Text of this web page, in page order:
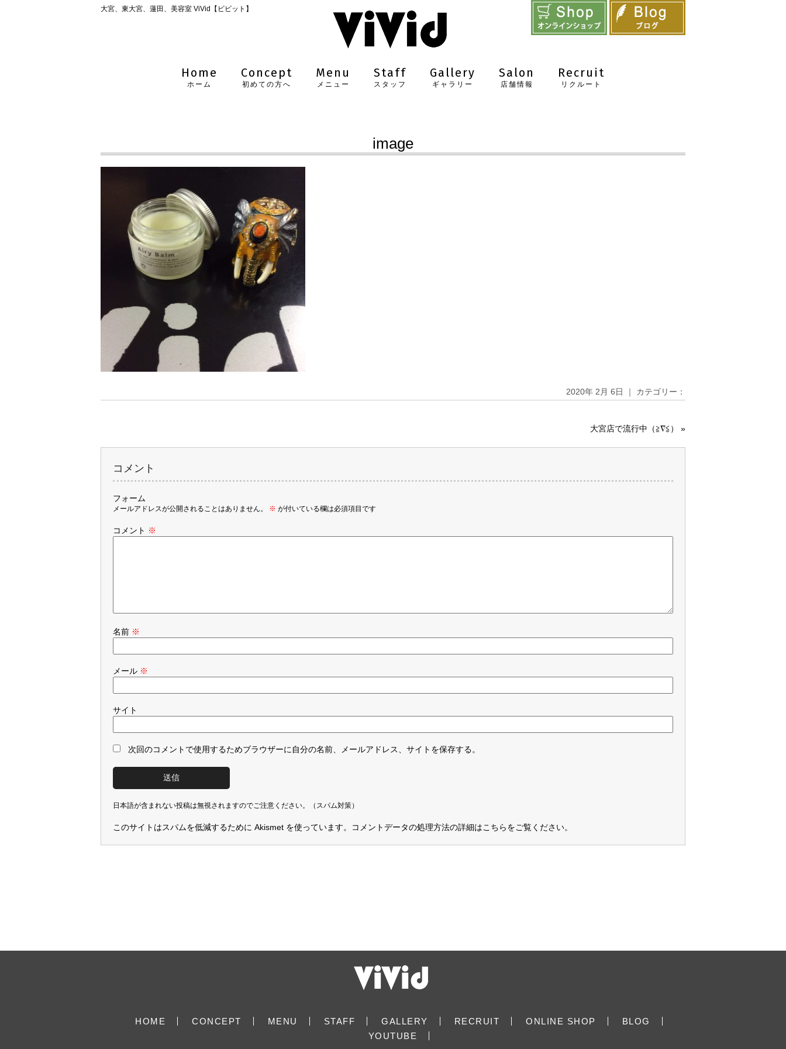
大宮、東大宮、蓮田、美容室 ViVid【ビビット】
Home
ホーム
Concept
初めての方へ
Menu
メニュー
Staff
スタッフ
Gallery
ギャラリー
Salon
店舗情報
Recruit
リクルート
image
2020年 2月 6日 ｜ カテゴリー：
大宮店で流行中（≧∇≦） »
コメント
フォーム
メールアドレスが公開されることはありません。 ※ が付いている欄は必須項目です
コメント ※
名前 ※
メール ※
サイト
次回のコメントで使用するためブラウザーに自分の名前、メールアドレス、サイトを保存する。
日本語が含まれない投稿は無視されますのでご注意ください。（スパム対策）
このサイトはスパムを低減するために Akismet を使っています。 コメントデータの処理方法の詳細はこちらをご覧ください。
HOME CONCEPT MENU STAFF GALLERY RECRUIT ONLINE SHOP
BLOG
YOUTUBE